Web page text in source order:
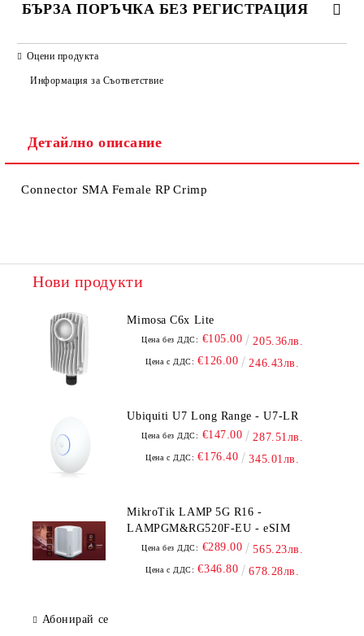
БЪРЗА ПОРЪЧКА БЕЗ РЕГИСТРАЦИЯ
Ние ще се свържем с вас в рамките на работния ден.
Оцени продукта
Информация за Съответствие
Детайлно описание
Connector SMA Female RP Crimp
Нови продукти
Mimosa C6x Lite
Цена без ДДС: €105.00 205.36лв.
Цена с ДДС: €126.00 246.43лв.
Ubiquiti U7 Long Range - U7-LR
Цена без ДДС: €147.00 287.51лв.
Цена с ДДС: €176.40 345.01лв.
MikroTik LAMP 5G R16 -
LAMPGM&RG520F-EU - eSIM
Цена без ДДС: €289.00 565.23лв.
Цена с ДДС: €346.80 678.28лв.
Абонирай се